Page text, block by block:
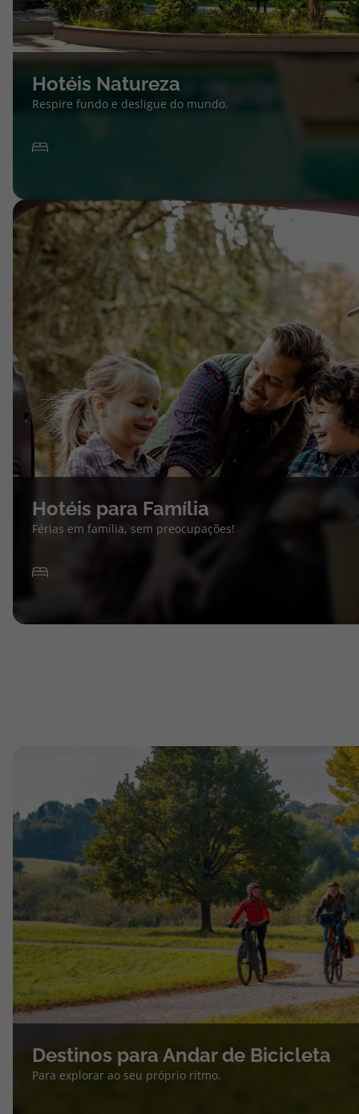
Hotéis Natureza
Respire fundo e desligue do mundo.
Hotéis para Família
Férias em família, sem preocupações!
Destinos para Andar de Bicicleta
Para explorar ao seu próprio ritmo.